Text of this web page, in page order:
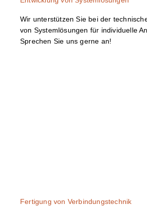
Wir unterstützen Sie bei der
von Systemlösungen für individuelle
Sprechen Sie uns gerne an!
Fertigung von Verbindungstechnik